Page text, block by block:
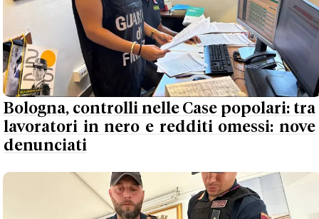
Bologna, controlli nelle Case popolari: tra
lavoratori in nero e redditi omessi: nove
denunciati